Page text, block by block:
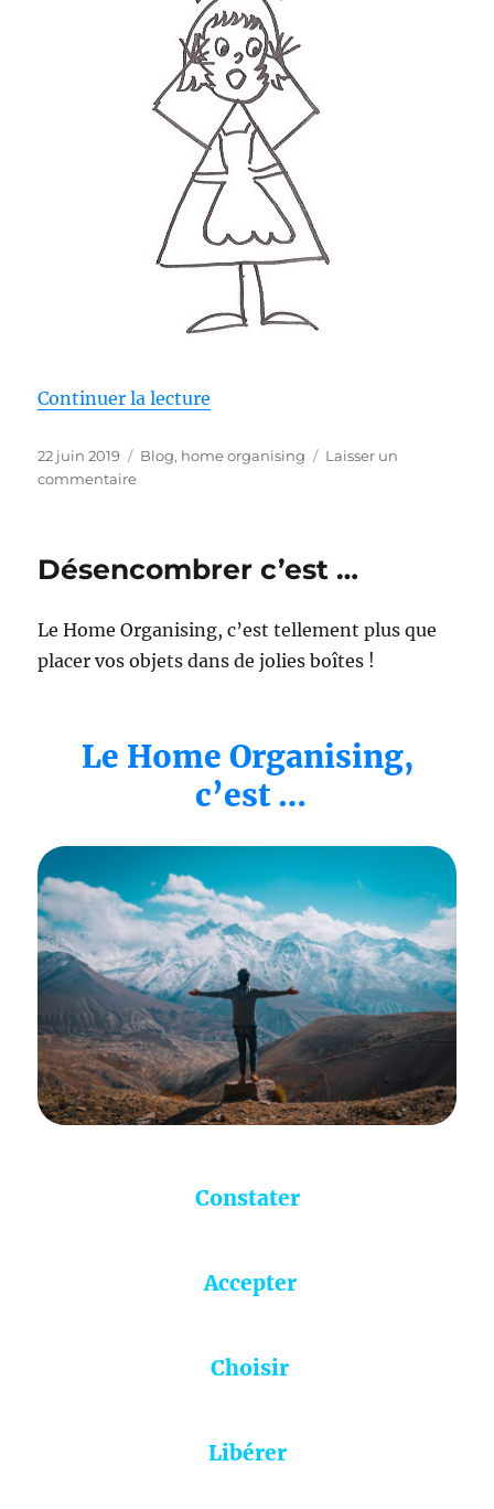
Continuer la lecture
Publié
le
22 juin 2019 Catégories
Blog, home organising
Laisser un
commentairesur
temps :
TEMPS !
Désencombrer c’est …
Le Home Organising, c’est tellement plus que
placer vos objets dans de jolies boîtes !
Le Home Organising,
c’est …
Constater
Accepter
Choisir
Libérer